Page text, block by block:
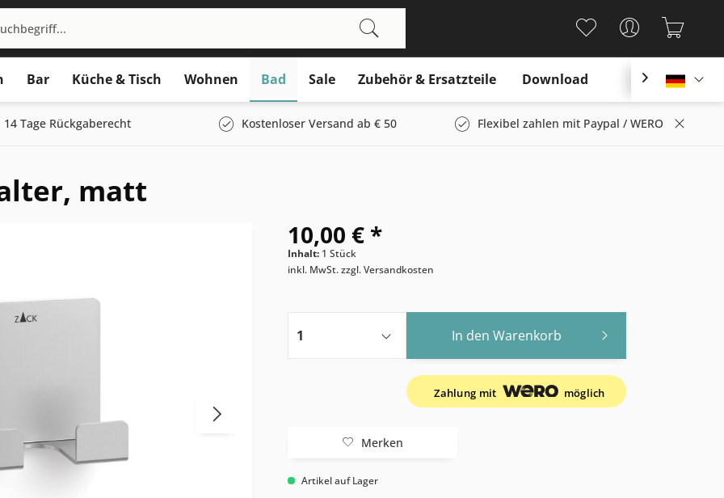
Bar Küche & Tisch Wohnen Bad Sale Zubehör & Ersatzteile Download 
14 Tage Rückgaberecht Kostenloser Versand ab € 50 Flexibel zahlen mit Paypal / WERO
matt
10,00 € *
Inhalt: 1 Stück
inkl. MwSt.zzgl. Versandkosten
In den Warenkorb
Zahlung mit möglich
Merken
Artikel auf Lager